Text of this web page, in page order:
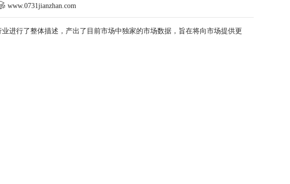
www.0731jianzhan.com
进行了整体描述，产出了目前市场中独家的市场数据，旨在将向市场提供更